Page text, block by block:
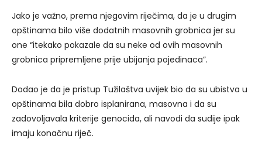
Jako je važno, prema njegovim riječima, da je u drugim
opštinama bilo više dodatnih masovnih grobnica jer su
one “itekako pokazale da su neke od ovih masovnih
grobnica pripremljene prije ubijanja pojedinaca”.
Dodao je da je pristup Tužilaštva uvijek bio da su ubistva u
opštinama bila dobro isplanirana, masovna i da su
zadovoljavala kriterije genocida, ali navodi da sudije ipak
imaju konačnu riječ.